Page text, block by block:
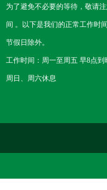
为了避免不必要的等待，敬请
间 。以下是我们的正常工作时
节假日除外。
工作时间：周一至周五 早8点到
周日、周六休息